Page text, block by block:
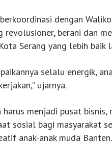
dengan
berani dan
Serang yang lebih baik
selalu energik,
ujarnya.
menjadi pusat bisnis,
sosial bagi masyarakat
anak-anak muda Banten.